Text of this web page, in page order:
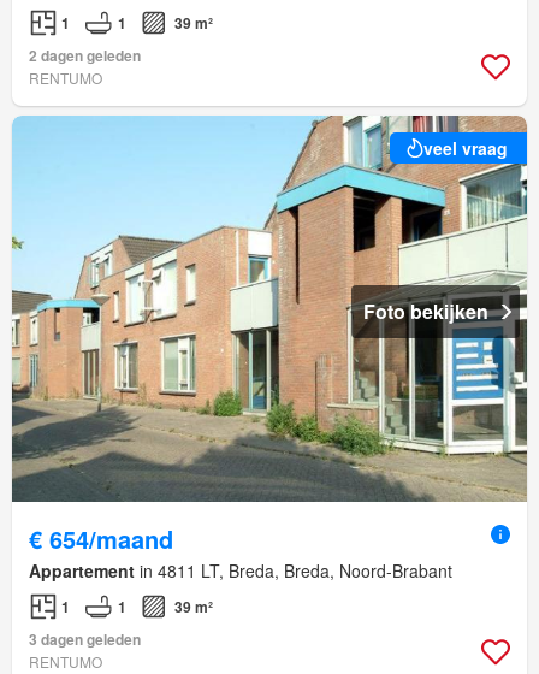
1 1
39 m²
2 dagen geleden
RENTUMO
veel vraag
Foto bekijken
€ 654/maand
Appartement in 4811 LT, Breda, Breda, Noord-Brabant
1 1
39 m²
3 dagen geleden
RENTUMO